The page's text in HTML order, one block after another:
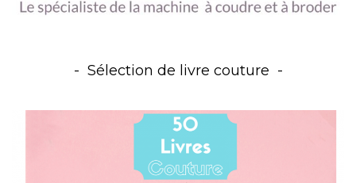
Sélection de livre couture